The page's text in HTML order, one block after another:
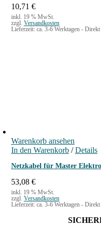
10,71 €
inkl. 19 % MwSt.
zzgl. Versandkosten
Lieferzeit: ca. 3-6 Werktagen -
Warenkorb ansehen
In den Warenkorb / Details
Netzkabel für Master
53,08 €
inkl. 19 % MwSt.
zzgl. Versandkosten
Lieferzeit: ca. 3-6 Werktagen -